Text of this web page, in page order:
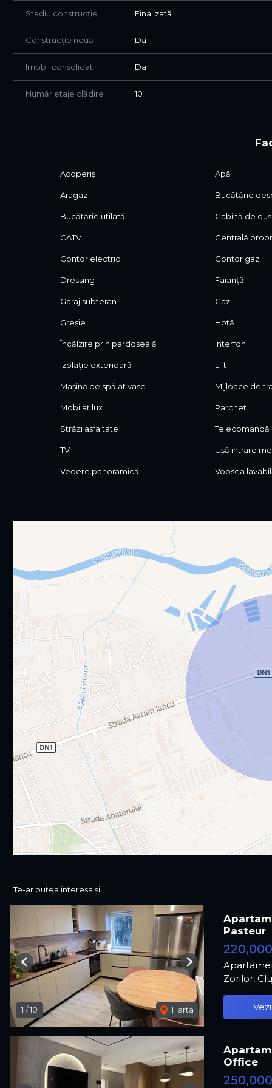
Stadiu construcție Finalizată
Construcție nouă Da
Imobil consolidat Da
Număr etaje clădire 10
Acoperiș Apă
Aragaz Bucătărie
Bucătărie utilată Cabină de duș
CATV Centrală
Contor electric Contor gaz
Dressing Faianță
Garaj subteran Gaz
Gresie Hotă
Încălzire prin pardoseală Interfon
Izolație exterioară Lift
Mașină de spălat vase Mijloace de
Mobilat lux Parchet
Străzi asfaltate Telecomandă
TV Ușă intrare
Vedere panoramică Vopsea
Te-ar putea interesa și:
1 /10 Harta
Previous Next
Pasteur
Zorilor,
Office